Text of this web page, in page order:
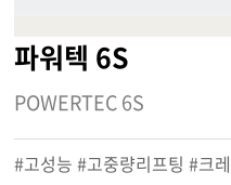
파워텍 6S
POWERTEC 6S
#고성능 #고중량리프팅 #크